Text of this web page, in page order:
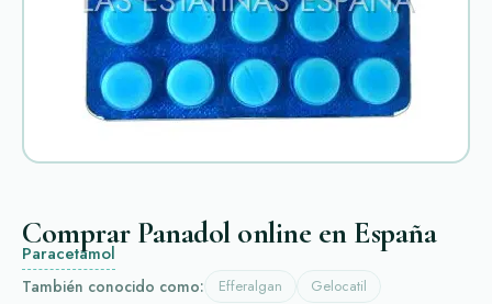
Comprar Panadol online en España
Paracetamol
También conocido como: Efferalgan Gelocatil